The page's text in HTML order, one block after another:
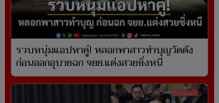
รวบหนุ่มแอปหาคู่! หลอกพาสาวทำบุญวัดดัง
ก่อนออกอุบายฉก จยย.แต่งสวยซิ่งหนี